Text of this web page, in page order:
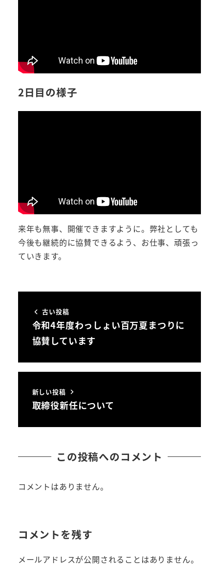
2日目の様子
来年も無事、開催できますように。弊社としても
今後も継続的に協賛できるよう、お仕事、頑張っ
ていきます。
古い投稿
令和4年度わっしょい百万夏まつりに
協賛しています
新しい投稿
取締役新任について
この投稿へのコメント
コメントはありません。
コメントを残す
メールアドレスが公開されることはありません。